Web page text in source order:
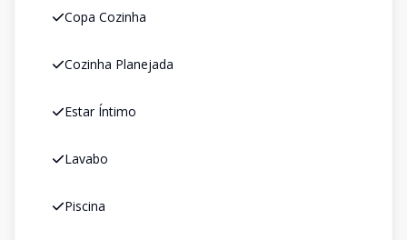
Copa Cozinha
Cozinha Planejada
Estar Íntimo
Lavabo
Piscina